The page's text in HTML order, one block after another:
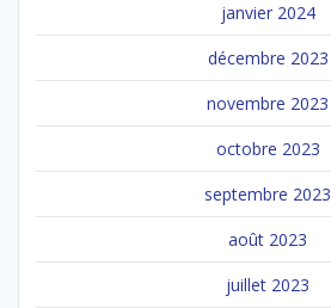
janvier 2024
décembre 2023
novembre 2023
octobre 2023
septembre 2023
août 2023
juillet 2023